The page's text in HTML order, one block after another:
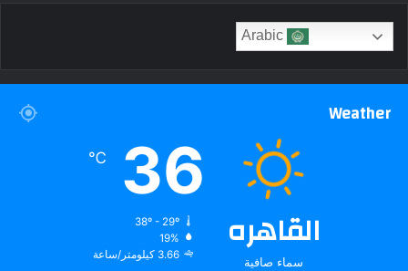
Weather
القاهره
سماء صافية
36
℃
38º - 29º
19%
3.66 كيلومتر/ساعة